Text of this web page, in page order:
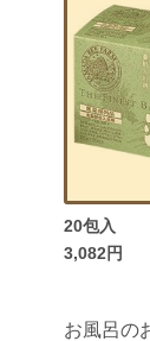
20包入
3,082円
お風呂の